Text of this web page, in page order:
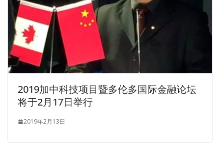
2019加中科技项目暨多伦多国际金融论坛
将于2月17日举行
2019年2月13日